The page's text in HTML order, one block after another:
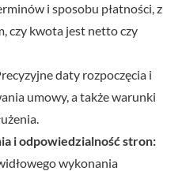
i sposobu płatności, z
czy kwota jest netto czy
daty rozpoczęcia i
umowy, a także warunki
i odpowiedzialność stron:
wykonania